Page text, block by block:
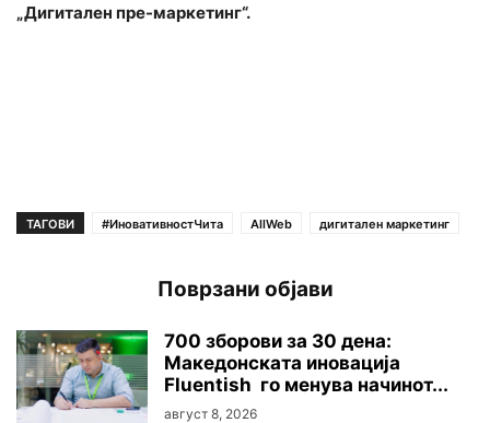
„Дигитален пре-маркетинг“.
ТАГОВИ #ИновативностЧита AllWeb дигитален маркетинг
Поврзани објави
700 зборови за 30 дена:
Македонската иновација
Fluentish го менува начинот...
август 8, 2026